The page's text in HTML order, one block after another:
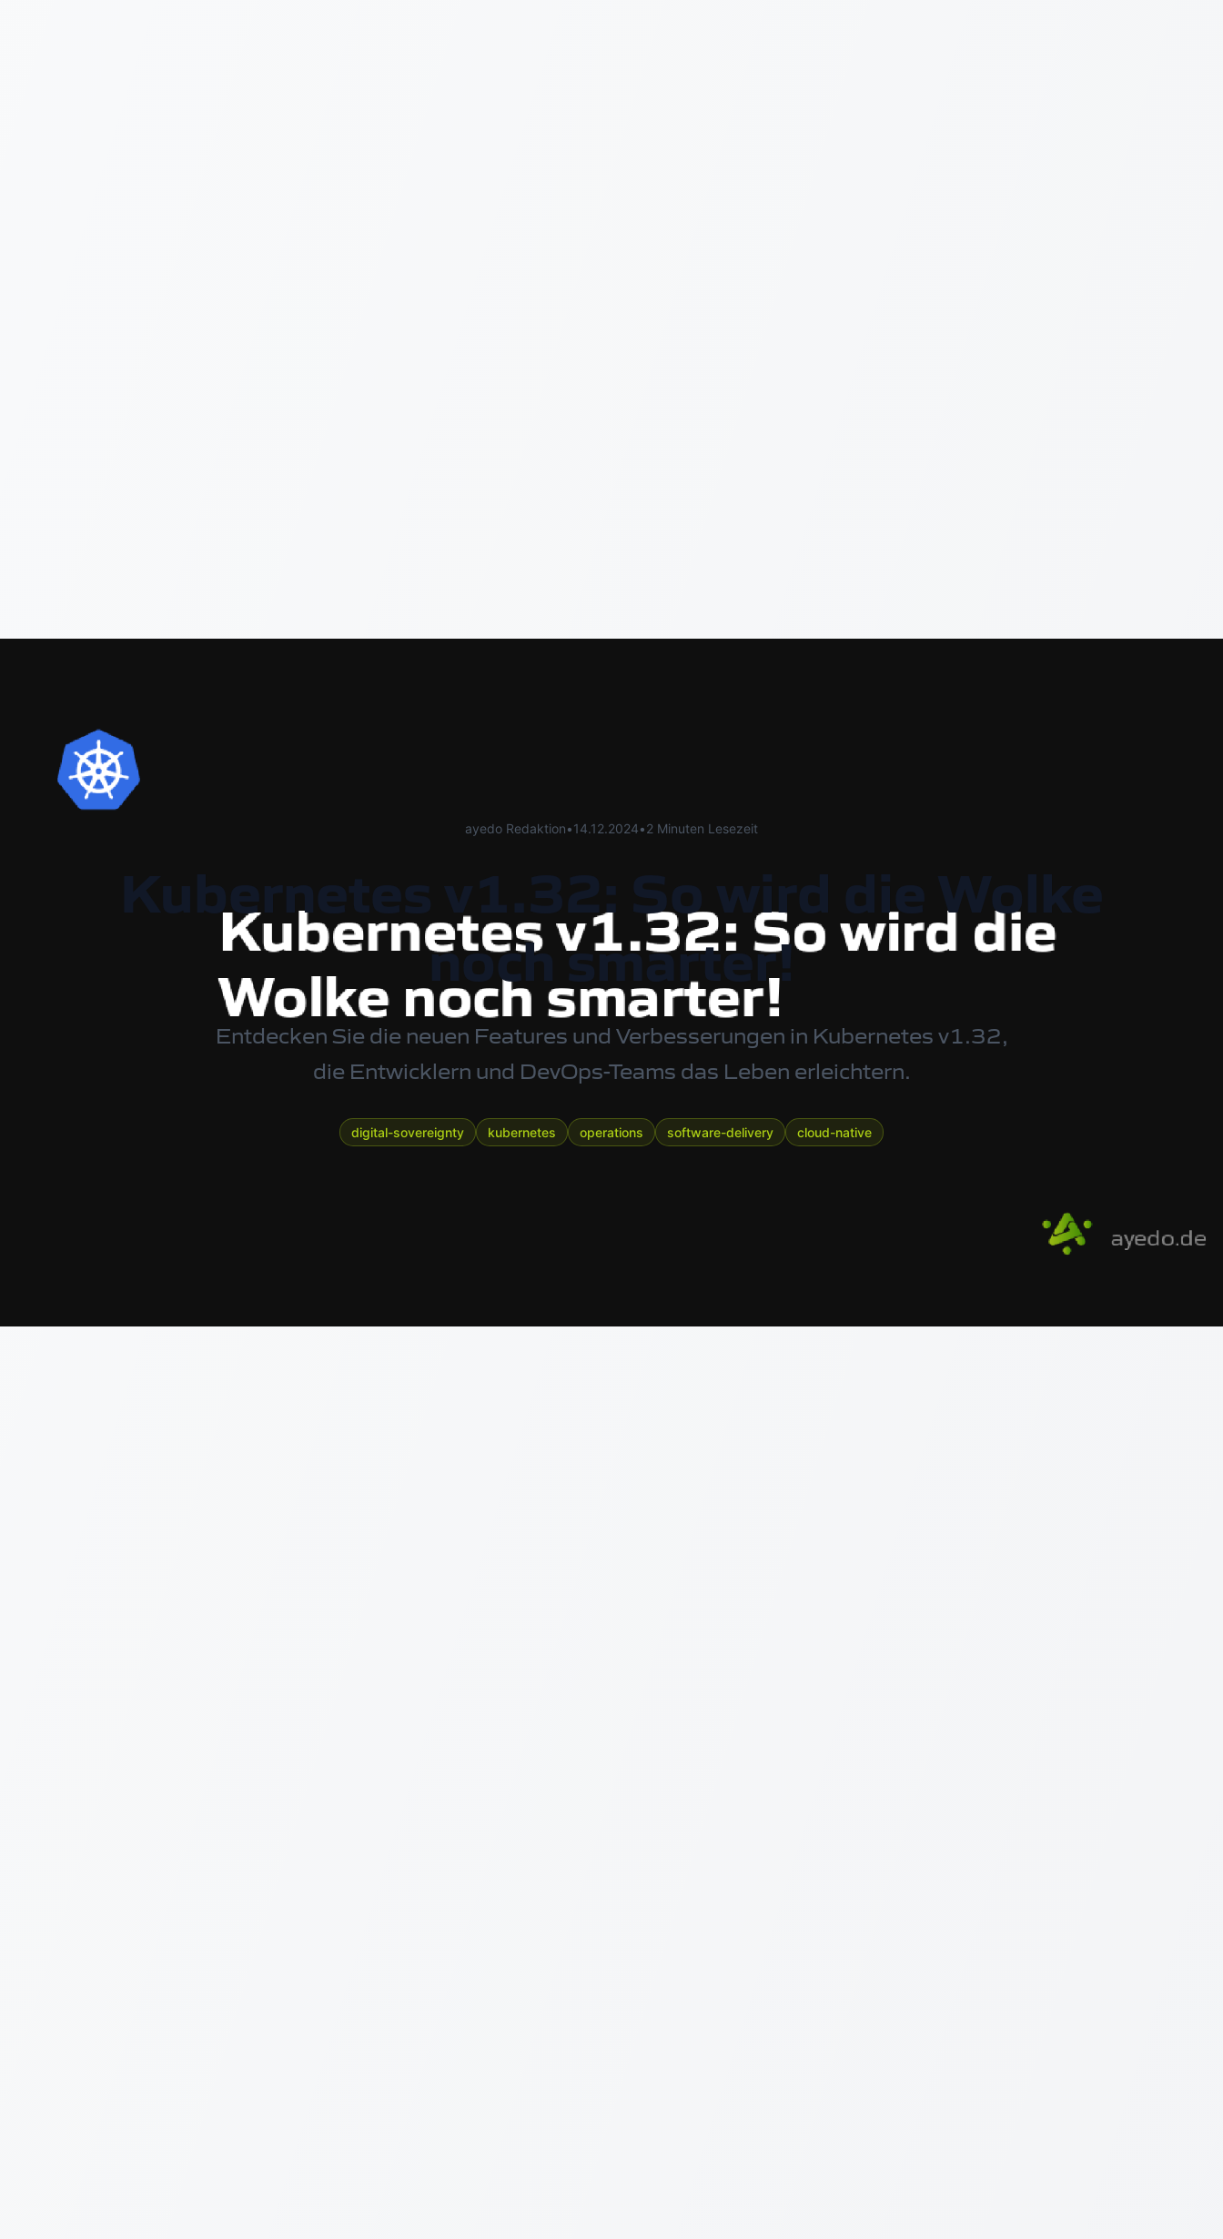
ayedo Redaktion•14.12.2024•2 Minuten Lesezeit
Kubernetes v1.32: So wird die Wolke
noch smarter!
Entdecken Sie die neuen Features und Verbesserungen in Kubernetes v1.32,
die Entwicklern und DevOps-Teams das Leben erleichtern.
digital-sovereignty kubernetes operations software-delivery cloud-native